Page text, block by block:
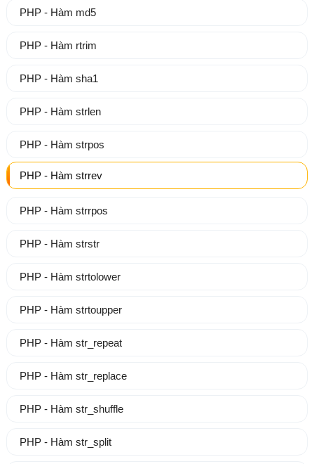
PHP - Hàm md5
PHP - Hàm rtrim
PHP - Hàm sha1
PHP - Hàm strlen
PHP - Hàm strpos
PHP - Hàm strrev
PHP - Hàm strrpos
PHP - Hàm strstr
PHP - Hàm strtolower
PHP - Hàm strtoupper
PHP - Hàm str_repeat
PHP - Hàm str_replace
PHP - Hàm str_shuffle
PHP - Hàm str_split